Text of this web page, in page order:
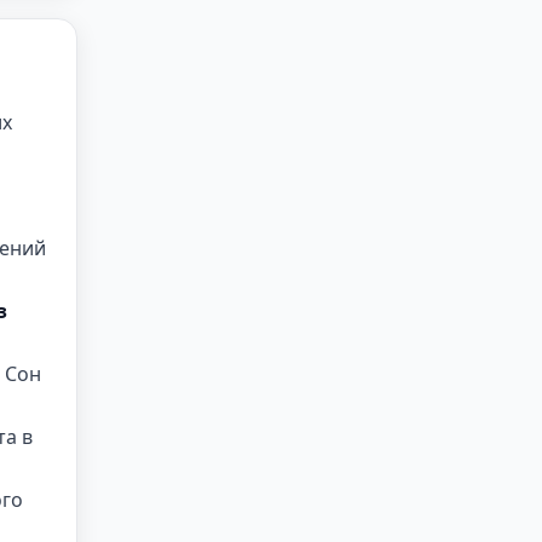
Сон
в